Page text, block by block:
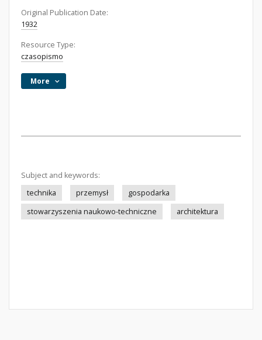
Original Publication Date:
1932
Resource Type:
czasopismo
More
Subject and keywords:
technika
przemysł
gospodarka
stowarzyszenia naukowo-techniczne
architektura